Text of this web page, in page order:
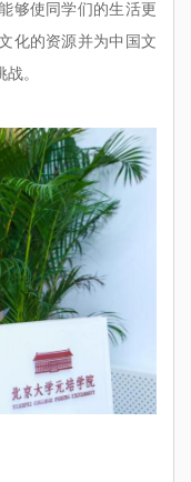
够使同学们的生活更
化的资源并为中国文
。